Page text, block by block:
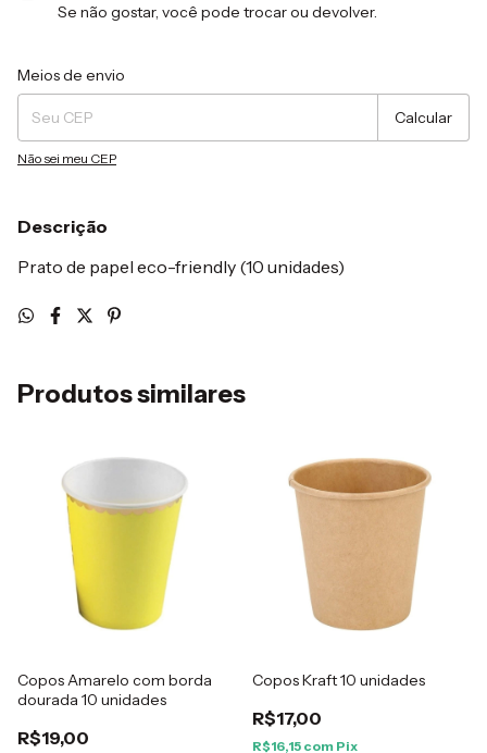
Se não gostar, você pode trocar ou devolver.
Entregas para o CEP:
Meios de envio
Calcular
Não sei meu CEP
Descrição
Prato de papel eco-friendly (10 unidades)
Produtos similares
Copos Amarelo com borda
dourada 10 unidades
R$19,00
Copos Kraft 10 unidades
R$17,00
R$16,15 com Pix